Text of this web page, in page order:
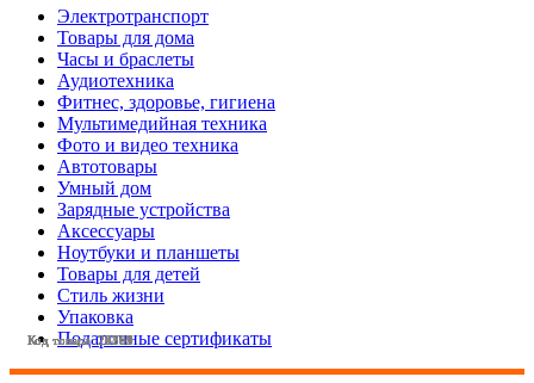
Код товара: 22859
Код товара: 22357
Код товара: 24511
Код товара: 24159
Код товара: 26764
Код товара: 26763
Код товара: 27789
Код товара: 26765
Электротранспорт
Товары для дома
Часы и браслеты
Аудиотехника
Фитнес, здоровье, гигиена
Мультимедийная техника
Фото и видео техника
Автотовары
Умный дом
Зарядные устройства
Аксессуары
Ноутбуки и планшеты
Товары для детей
Стиль жизни
Упаковка
Подарочные сертификаты